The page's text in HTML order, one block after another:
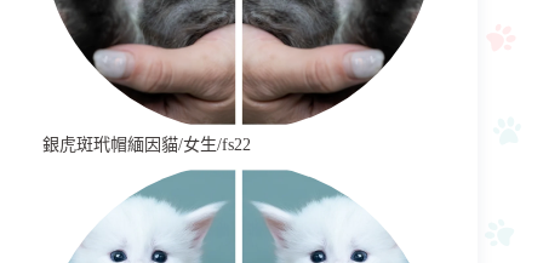
銀虎斑玳帽緬因貓/女生/fs22